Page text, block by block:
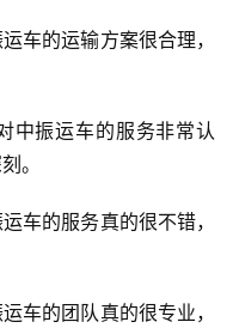
车的运输方案很合理，
中振运车的服务非常认
。
车的服务真的很不错，
车的团队真的很专业，